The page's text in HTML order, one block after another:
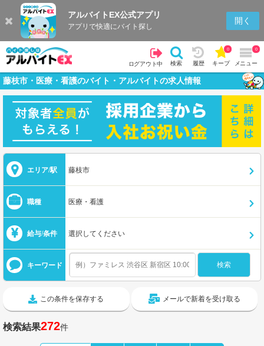
アルバイトEX公式アプリ
アプリで快適にバイト探し
開く
ログアウト中 検索 履歴 キープ
0
メニュー
0
藤枝市・医療・看護のバイト・アルバイトの求人情報
エリア/駅 藤枝市
職種 医療・看護
給与/条件 選択してください
キーワード
この条件を保存する メールで新着を受け取る
検索結果272件